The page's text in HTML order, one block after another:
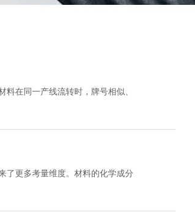
在同一产线流转时，牌号相似、
了更多考量维度。材料的化学成分